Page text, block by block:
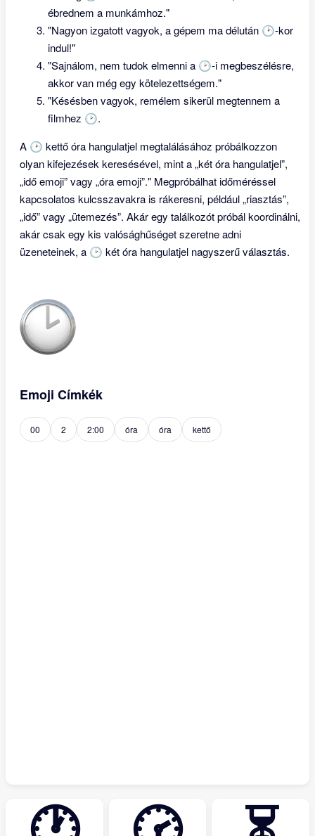
ébrednem a munkámhoz."
"Nagyon izgatott vagyok, a gépem ma délután 🕑-kor
indul!"
"Sajnálom, nem tudok elmenni a 🕑-i megbeszélésre,
akkor van még egy kötelezettségem."
"Késésben vagyok, remélem sikerül megtennem a
filmhez 🕑.
A 🕑 kettő óra hangulatjel megtalálásához próbálkozzon
olyan kifejezések keresésével, mint a „két óra hangulatjel”,
„idő emoji” vagy „óra emoji”." Megpróbálhat időméréssel
kapcsolatos kulcsszavakra is rákeresni, például „riasztás”,
„idő” vagy „ütemezés”. Akár egy találkozót próbál koordinálni,
akár csak egy kis valósághűséget szeretne adni
üzeneteinek, a 🕑 két óra hangulatjel nagyszerű választás.
Emoji Címkék
00 2 2:00 óra óra kettő